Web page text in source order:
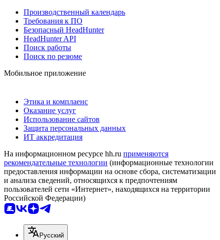
Производственный календарь
Требования к ПО
Безопасный HeadHunter
HeadHunter API
Поиск работы
Поиск по резюме
Мобильное приложение
Этика и комплаенс
Оказание услуг
Использование сайтов
Защита персональных данных
ИТ аккредитация
На информационном ресурсе hh.ru применяются
рекомендательные технологии (информационные технологии
предоставления информации на основе сбора, систематизации
и анализа сведений, относящихся к предпочтениям
пользователей сети «Интернет», находящихся на территории
Российской Федерации)
Русский